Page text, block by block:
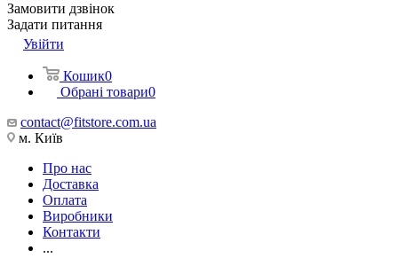
Замовити дзвінок
Задати питання
Увійти
Кошик0
Обрані товари0
contact@fitstore.com.ua
м. Київ
Про нас
Доставка
Оплата
Виробники
Контакти
...